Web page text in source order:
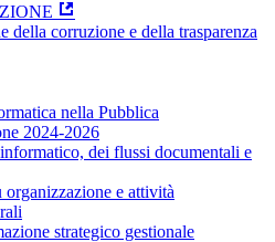
della corruzione e della trasparenza
nella Pubblica
2024-2026
dei flussi documentali e
e attività
strategico gestionale